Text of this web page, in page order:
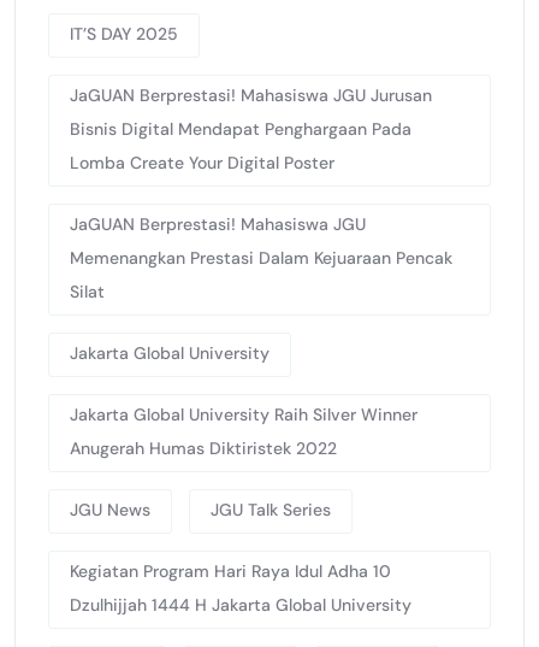
IT’S DAY 2025
JaGUAN Berprestasi! Mahasiswa JGU Jurusan
Bisnis Digital Mendapat Penghargaan Pada
Lomba Create Your Digital Poster
JaGUAN Berprestasi! Mahasiswa JGU
Memenangkan Prestasi Dalam Kejuaraan Pencak
Silat
Jakarta Global University
Jakarta Global University Raih Silver Winner
Anugerah Humas Diktiristek 2022
JGU News JGU Talk Series
Kegiatan Program Hari Raya Idul Adha 10
Dzulhijjah 1444 H Jakarta Global University